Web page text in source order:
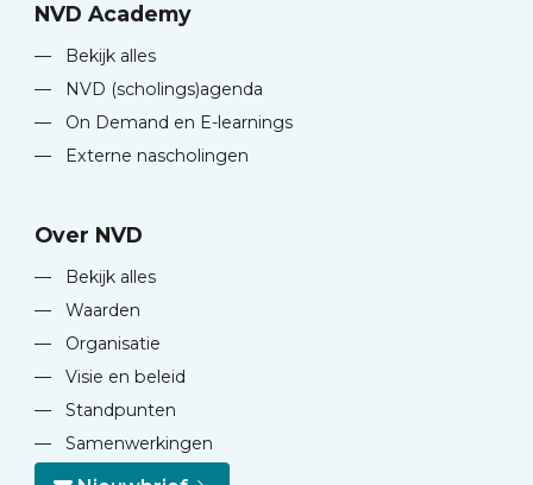
NVD Academy
—
Bekijk alles
—
NVD (scholings)agenda
—
On Demand en E-learnings
—
Externe nascholingen
Over NVD
—
Bekijk alles
—
Waarden
—
Organisatie
—
Visie en beleid
—
Standpunten
—
Samenwerkingen